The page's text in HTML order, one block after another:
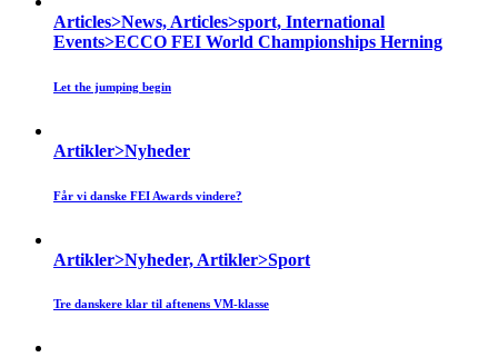
Articles>News, Articles>sport, International
Events>ECCO FEI World Championships Herning
Let the jumping begin
Artikler>Nyheder
Får vi danske FEI Awards vindere?
Artikler>Nyheder, Artikler>Sport
Tre danskere klar til aftenens VM-klasse